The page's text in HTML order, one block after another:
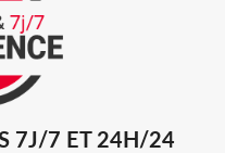
7J/7 ET 24H/24